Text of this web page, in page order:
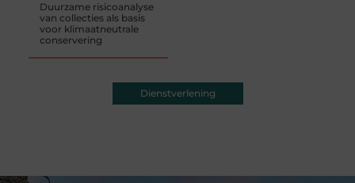
Duurzame risicoanalyse
van collecties als basis
voor klimaatneutrale
conservering
Dienstverlening